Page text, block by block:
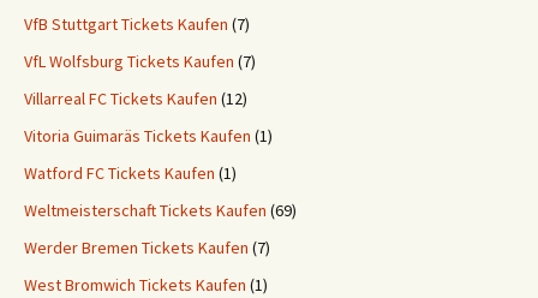
VfB Stuttgart Tickets Kaufen (7)
VfL Wolfsburg Tickets Kaufen (7)
Villarreal FC Tickets Kaufen (12)
Vitoria Guimaräs Tickets Kaufen (1)
Watford FC Tickets Kaufen (1)
Weltmeisterschaft Tickets Kaufen (69)
Werder Bremen Tickets Kaufen (7)
West Bromwich Tickets Kaufen (1)